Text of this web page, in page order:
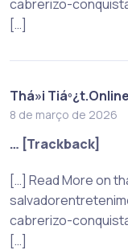
cabrerizo-
[…]
Thá»i Tiáº¿t.Online
8 de março de 2026
… [Trackback]
[…] Read More on
cabrerizo-
[…]